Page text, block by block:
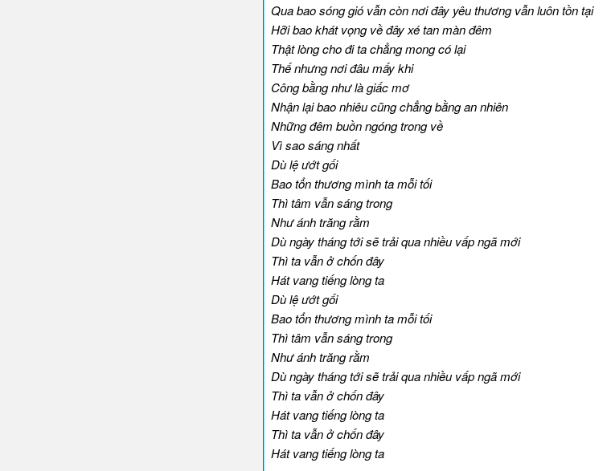
Qua bao sóng gió vẫn còn nơi đây yêu thương vẫn luôn tồn tại
Hỡi bao khát vọng về đây xé tan màn đêm
Thật lòng cho đi ta chẳng mong có lại
Thế nhưng nơi đâu mấy khi
Công bằng như là giấc mơ
Nhận lại bao nhiêu cũng chẳng bằng an nhiên
Những đêm buồn ngóng trong về
Vì sao sáng nhất
Dù lệ ướt gối
Bao tổn thương mình ta mỗi tối
Thì tâm vẫn sáng trong
Như ánh trăng rằm
Dù ngày tháng tới sẽ trải qua nhiều vấp ngã mới
Thì ta vẫn ở chốn đây
Hát vang tiếng lòng ta
Dù lệ ướt gối
Bao tổn thương mình ta mỗi tối
Thì tâm vẫn sáng trong
Như ánh trăng rằm
Dù ngày tháng tới sẽ trải qua nhiều vấp ngã mới
Thì ta vẫn ở chốn đây
Hát vang tiếng lòng ta
Thì ta vẫn ở chốn đây
Hát vang tiếng lòng ta